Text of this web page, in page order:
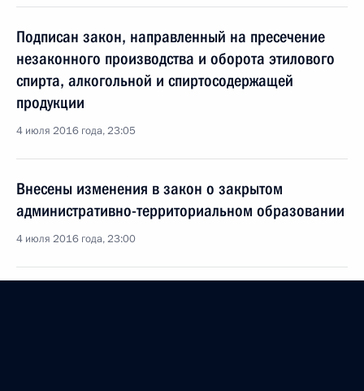
Подписан закон, направленный на пресечение
незаконного производства и оборота этилового
спирта, алкогольной и спиртосодержащей
продукции
4 июля 2016 года, 23:05
Внесены изменения в закон о закрытом
административно-территориальном образовании
4 июля 2016 года, 23:00